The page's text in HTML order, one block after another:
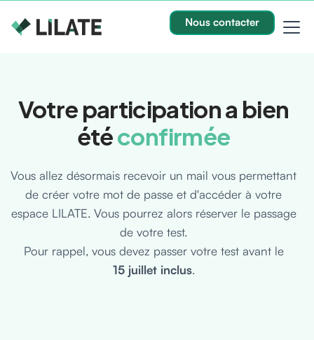
Nous contacter
Votre participation a bien
étéconfirmée
Vous allez désormais recevoir un mail vous permettant
de créer votre mot de passe et d'accéder à votre
espace LILATE. Vous pourrez alors réserver le passage
de votre test.
Pour rappel, vous devez passer votre test avant le
15 juillet inclus.